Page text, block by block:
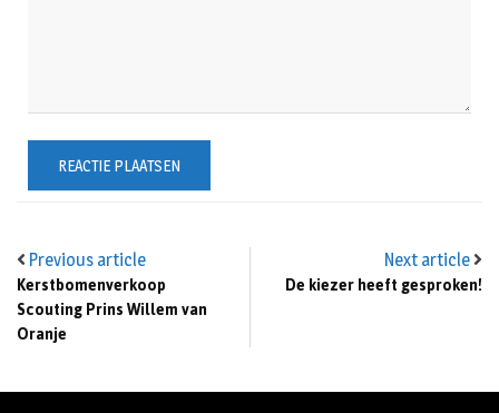
Previous article
Kerstbomenverkoop
Scouting Prins Willem van
Oranje
Next article
De kiezer heeft gesproken!